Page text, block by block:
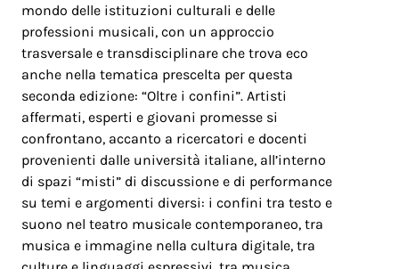
mondo delle istituzioni culturali e delle
professioni musicali, con un approccio
trasversale e transdisciplinare che trova eco
anche nella tematica prescelta per questa
seconda edizione: “Oltre i confini”. Artisti
affermati, esperti e giovani promesse si
confrontano, accanto a ricercatori e docenti
provenienti dalle università italiane, all’interno
di spazi “misti” di discussione e di performance
su temi e argomenti diversi: i confini tra testo e
suono nel teatro musicale contemporaneo, tra
musica e immagine nella cultura digitale, tra